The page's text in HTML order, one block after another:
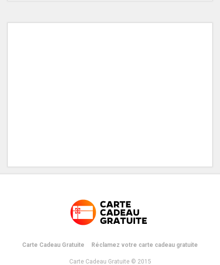
Carte Cadeau Gratuite Réclamez votre carte cadeau gratuite
Carte Cadeau Gratuite © 2015